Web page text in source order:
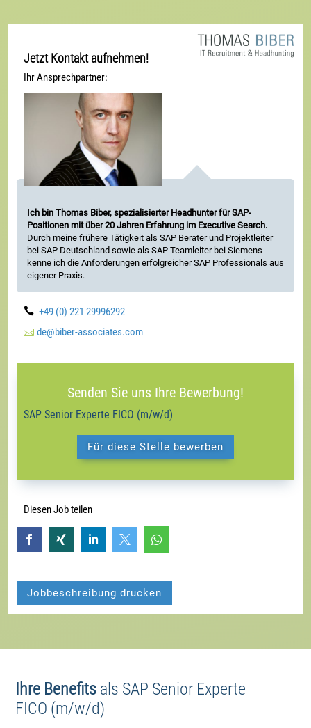
Jetzt Kontakt aufnehmen!
Ihr Ansprechpartner:
Ich bin Thomas Biber, spezialisierter Headhunter für SAP-
Positionen mit über 20 Jahren Erfahrung im Executive Search.
Durch meine frühere Tätigkeit als SAP Berater und Projektleiter
bei SAP Deutschland sowie als SAP Teamleiter bei Siemens
kenne ich die Anforderungen erfolgreicher SAP Professionals aus
eigener Praxis.
 +49 (0) 221 29996292
 de@biber-associates.com
Senden Sie uns Ihre Bewerbung!
SAP Senior Experte FICO (m/w/d)
Für diese Stelle bewerben
Diesen Job teilen
    
Jobbeschreibung drucken
Ihre Benefits als SAP Senior Experte
FICO (m/w/d)